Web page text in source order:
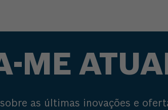
ME
as últimas inovações e